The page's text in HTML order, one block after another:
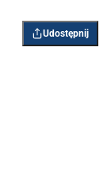
Udostępnij